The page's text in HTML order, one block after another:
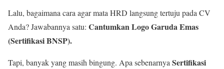
Lalu, bagaimana cara agar mata HRD langsung tertuju pada CV
Anda? Jawabannya satu: Cantumkan Logo Garuda Emas
(Sertifikasi BNSP).
Tapi, banyak yang masih bingung. Apa sebenarnya Sertifikasi